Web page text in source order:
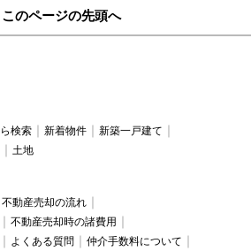
このページの先頭へ
検索 新着物件
新築一戸建て
土地
不動産売却の流れ
不動産売却時の諸費用
よくある質問
仲介手数料について